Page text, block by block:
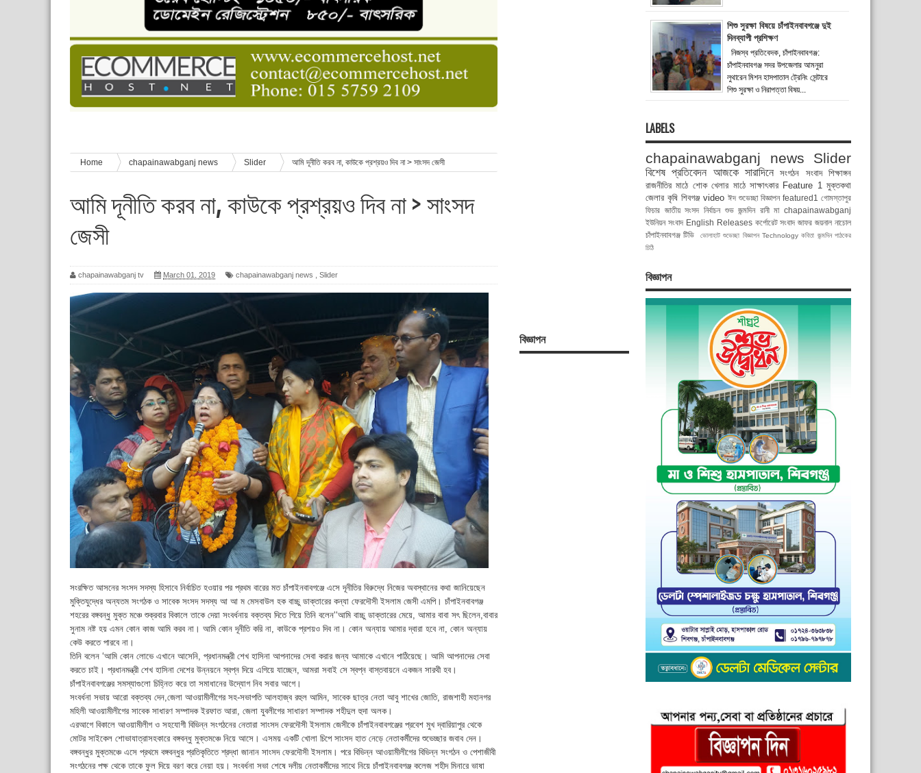
চাঁপাইনবাবগঞ্জে শেষ হয়েছে ৫ দিনের স্কাউট ইউনিট লিডার বেসিক কোর্স
বাংলাদেশ স্কাউটস দিবস পালন
পানি সংকট, কলস নিয়ে বিক্ষোভ
ঈদের শুভেচ্ছা জানিয়েছেন সাবেক ছাত্রলীগ নেতা আবু হাসনাত সুমন
শিশু সুরক্ষা বিষয়ে চাঁপাইনবাবগঞ্জে দুই দিনব্যাপী প্রশিক্ষণ
বিজ্ঞাপন
Home chapainawabganj news Slider আমি দূনীতি করব না, কাউকে প্রশ্রয়ও দিব না > সাংসদ জেসী
আমি দূনীতি করব না, কাউকে প্রশ্রয়ও দিব না > সাংসদ
জেসী
chapainawabganj tv March 01, 2019 chapainawabganj news Slider
সংরক্ষিত আসনের সংসদ সদস্য হিসাবে নির্বাচিত হওয়ার পর প্রথম বারের মত চাঁপাইনবাবগঞ্জে এসে দূনীতির বিরুদ্ধে নিজের অবস্থানের কথা জানিয়েছেন
মুক্তিযুদ্ধের অন্যতম সংগঠক ও সাবেক সংসদ সদস্য আ আ ম মেসবাউল হক বাচ্চু ডাক্তারের কন্যা ফেরদৌসী ইসলাম জেসী এমপি। চাঁপাইনবাবগঞ্জ
শহরের বঙ্গবন্ধু মুক্ত মঞ্চে শুক্রবার বিকালে তাকে দেয়া সংবর্ধনায় বক্তব্য দিতে গিয়ে তিনি বলেন‘‘আমি বাচ্চু ডাক্তারের মেয়ে, আমার বাবা সৎ ছিলেন,বাবার
সুনাম নষ্ট হয় এমন কোন কাজ আমি করব না। আমি কোন দূনীতি করি না, কাউকে প্রশয়ও দিব না। কোন অন্যায় আমার দ্বারা হবে না, কোন অন্যায়
কেউ করতে পারবে না।
তিনি বলেন ‘আমি কোন লোভে এখানে আসেনি, প্রধানমন্ত্রী শেখ হাসিনা আপনাদের সেবা করার জন্য আমাকে এখানে পাঠিয়েছে। আমি আপনাদের সেবা
করতে চাই। প্রধানমন্ত্রী শেখ হাসিনা দেশের উন্নয়নে স্বপ্ন দিয়ে এগিয়ে যাচ্ছেন, আমরা সবাই সে স্বপ্ন বাস্তবায়নে একজন সারথী হব।
চাঁপাইনবাবগঞ্জের সমস্যাগুলো চিহ্নিত করে তা সমাধানের উদ্যোগ নিব সবার আগে।
সংবর্ধনা সভায় আরো বক্তব্য দেন,জেলা আওয়ামীলীগের সহ-সভাপতি আলহাজ্ব রহুল আমিন, সাবেক ছাত্র নেতা আবু শাখের জোতি, রাজশাহী মহানগর
মহিলী আওয়ামীলীগের সাবেক সাধারণ সম্পাদক ইরফাত আরা, জেলা যুবলীগের সাধারণ সম্পাদক শহীদুল হুদা অলক।
এরআগে বিকালে আওয়ামীলীগ ও সহযোগী বিভিন্ন সংগঠনের নেতারা সাংসদ ফেরদৌসী ইসলাম জেসীকে চাঁপাইনবাবগঞ্জের প্রবেশ মুখ দ্বারিয়াপুর থেকে
মোটর সাইকেল শোভাযাত্রাসহকারে বঙ্গবন্ধু মুক্তমঞ্চে নিয়ে আসে। এসময় একটি খোলা চিপে সাংসদ হাত নেড়ে নেতাকর্মীদের শুভেচ্ছার জবাব দেন।
বঙ্গবন্ধুর মুক্তমঞ্চে এসে প্রথমে বঙ্গবন্ধুর প্রতিকৃতিতে শ্রদ্ধা জানান সাংসদ ফেরদৌসী ইসলাম। পরে বিভিন্ন আওয়ামীলীগের বিভিন্ন সংগঠন ও পেশাজীবী
সংগঠনের পক্ষ থেকে তাকে ফুল দিয়ে বরণ করে নেয়া হয়। সংবর্ধনা সভা শেষে দলীয় নেতাকর্মীদের সাথে নিয়ে চাঁপাইনবাবগঞ্জ কলেজ শহীদ মিনারে ভাষা
শিশু সুরক্ষা বিষয়ে চাঁপাইনবাবগঞ্জে দুই
দিনব্যাপী প্রশিক্ষণ
নিজস্ব প্রতিবেদক, চাঁপাইনবাবগঞ্জ:
চাঁপাইনবাবগঞ্জ সদর উপজেলার আমনুরা
লুথারেন মিশন হাসপাতাল ট্রেনিং সেন্টারে
শিশু সুরক্ষা ও নিরাপত্তা বিষয়...
LABELS
chapainawabganj news Slider
বিশেষ প্রতিবেদন আজকে সারাদিনে সংগঠন সংবাদ
শিক্ষাঙ্গন
রাজনীতির মাঠে শোক খেলার মাঠে সাক্ষাৎকার Feature 1 মুক্তকথা
জেলার কৃষি শিবগঞ্জ video ঈদ শুভেচ্ছা বিজ্ঞাপন featured1 গোমস্তাপুর
ফিচার জাতীয় সংসদ নির্বাচন শুভ জন্মদিন রানী মা chapainawabganj
ইউনিয়ন সংবাদ English Releases কর্পোরেট সংবাদ জাফর জয়নাল নাচোল
চাঁপাইনবাবগঞ্জ টিভি
ভোলাহাট শুভেচ্ছা বিজ্ঞাপন Technology কবিতা জন্মদিন পাঠকের
চিঠি
বিজ্ঞাপন